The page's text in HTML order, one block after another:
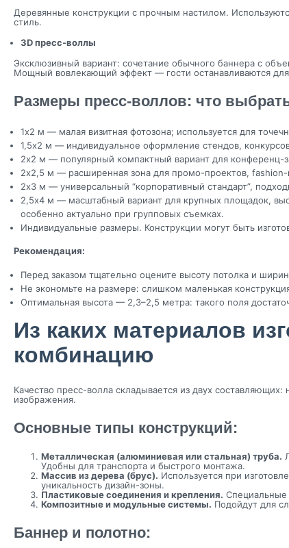
Деревянные конструкции с прочным настилом.
стиль.
3D пресс-воллы
Эксклюзивный вариант: сочетание обычного баннера с
Мощный вовлекающий эффект — гости останавливаются
Размеры пресс-воллов: что
1х2 м — малая визитная фотозона; используется для
1,5х2 м — индивидуальное оформление стендов,
2х2 м — популярный компактный вариант для конференц-
2х2,5 м — расширенная зона для промо-проектов, fashion-
2х3 м — универсальный “корпоративный стандарт”,
2,5х4 м — масштабный вариант для крупных площадок,
особенно актуально при групповых съемках.
Индивидуальные размеры. Конструкции могут быть
Рекомендация:
Перед заказом тщательно оцените высоту потолка и
Не экономьте на размере: слишком маленькая
Оптимальная высота — 2,3–2,5 метра: такого поля
Из каких материалов
комбинацию
Качество пресс-волла складывается из двух
изображения.
Основные типы конструкций:
Металлическая (алюминиевая или стальная) труба.
Удобны для транспорта и быстрого монтажа.
Массив из дерева (брус). Используется при
уникальность дизайн-зоны.
Пластиковые соединения и крепления. Специальные
Композитные и модульные системы. Подойдут для
Баннеp и полотно: